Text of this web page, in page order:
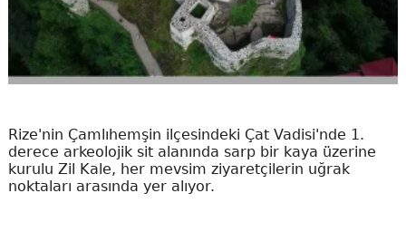
Rize'nin Çamlıhemşin ilçesindeki Çat Vadisi'nde 1.
derece arkeolojik sit alanında sarp bir kaya üzerine
kurulu Zil Kale, her mevsim ziyaretçilerin uğrak
noktaları arasında yer alıyor.